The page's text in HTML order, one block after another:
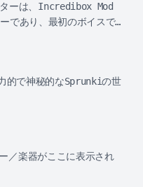
ターは、Incredibox Mod
であり、最初のボイスで
的で神秘的なSprunkiの世
／楽器がここに表示され